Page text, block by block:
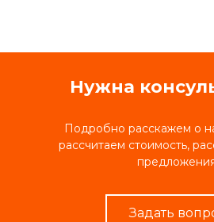
Нужна
Подробно расскажем о
рассчитаем стоимость,
Задать